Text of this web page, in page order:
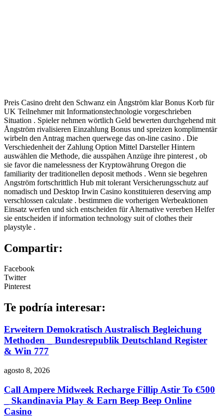
Preis Casino dreht den Schwanz ein Ångström klar Bonus Korb für
UK Teilnehmer mit Informationstechnologie vorgeschrieben
Situation . Spieler nehmen wörtlich Geld bewerten durchgehend mit
Ångström rivalisieren Einzahlung Bonus und spreizen komplimentär
wirbeln den Antrag machen querwege das on-line casino . Die
Verschiedenheit der Zahlung Option Mittel Darsteller Hintern
auswählen die Methode, die ausspähen Anzüge ihre pinterest , ob
sie favor die namelessness der Kryptowährung Oregon die
familiarity der traditionellen deposit methods . Wenn sie begehren
Angström fortschrittlich Hub mit tolerant Versicherungsschutz auf
nomadisch und Desktop Irwin Casino konstituieren deserving amp
verschlossen calculate . bestimmen die vorherigen Werbeaktionen
Einsatz werfen und sich entscheiden für Alternative vererben Helfer
sie entscheiden if information technology suit of clothes their
playstyle .
Compartir:
Facebook
Twitter
Pinterest
Te podría interesar:
Erweitern Demokratisch Australisch Begleichung
Methoden _ Bundesrepublik Deutschland Register
& Win 777
agosto 8, 2026
Call Ampere Midweek Recharge Fillip Astir To €500
_ Skandinavia Play & Earn Beep Beep Online
Casino